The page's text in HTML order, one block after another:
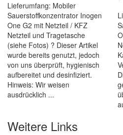
Lieferumfang: Mobiler
Sauerstoffkonzentrator Inogen
One G2 mit Netzteil / KFZ
Netzteil und Tragetasche
(siehe Fotos) ? Dieser Artikel
wurde bereits genutzt, jedoch
von uns überprüft, hygienisch
aufbereitet und desinfiziert.
Hinweis: Wir weisen
ausdrücklich ...
Weitere Links